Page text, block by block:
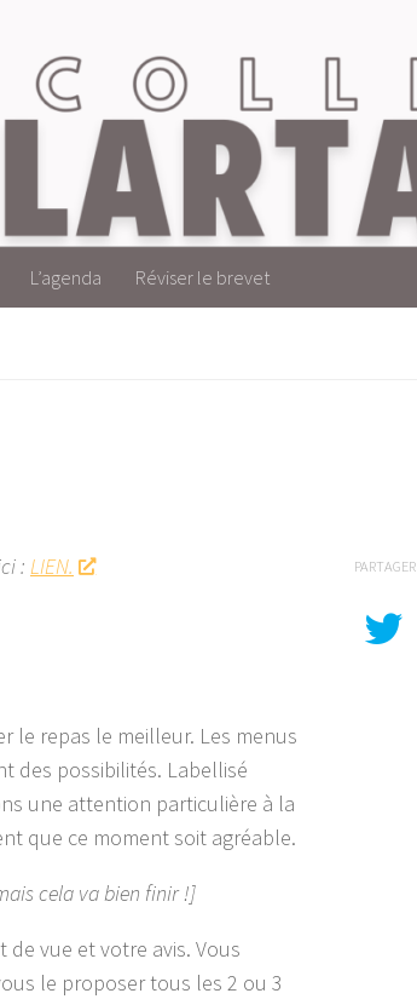
L’agenda Réviser le brevet
: LIEN.
le repas le meilleur. Les menus
des possibilités. Labellisé
une attention particulière à la
que ce moment soit agréable.
cela va bien finir !]
vue et votre avis. Vous
le proposer tous les 2 ou 3
PARTAGER